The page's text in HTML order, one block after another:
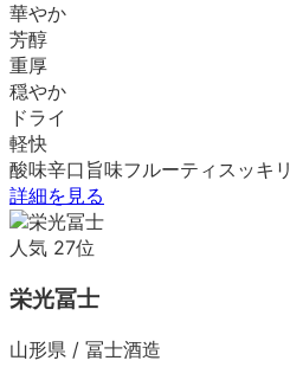
華やか
芳醇
重厚
穏やか
ドライ
軽快
酸味辛口 旨味フルーティ スッキリ
詳細を見る
人気 27位
栄光冨士
山形県 / 冨士酒造